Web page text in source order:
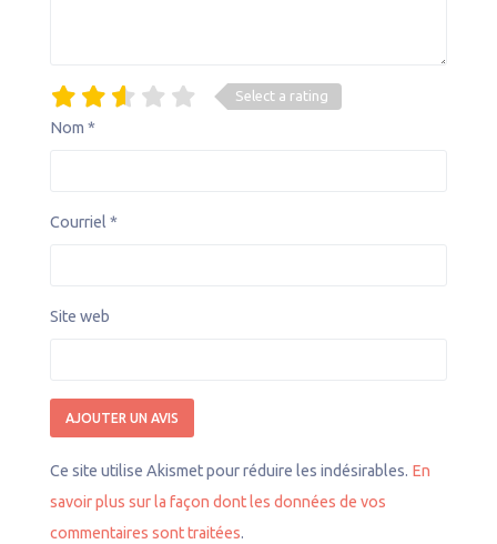
Select a rating
Nom *
Courriel *
Site web
Ce site utilise Akismet pour réduire les indésirables. En
savoir plus sur la façon dont les données de vos
commentaires sont traitées.